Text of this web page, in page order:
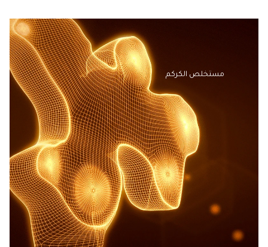
مستخلص الكركم